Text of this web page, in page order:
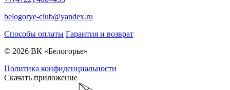
belogorye-club@yandex.ru
Способы оплаты Гарантия и возврат
© 2026 ВК «Белогорье»
Политика конфиденциальности
Скачать приложение